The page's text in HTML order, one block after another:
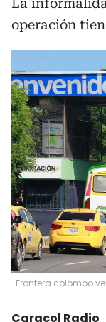
La
operación
Frontera colombo
Caracol Radio